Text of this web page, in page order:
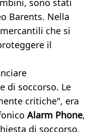
sono stati
Barents. Nella
che si
il
di soccorso. Le
critiche", era
Alarm Phone,
di soccorso,